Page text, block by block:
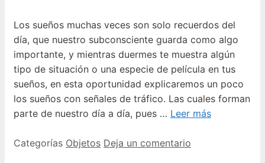
Los sueños muchas veces son solo recuerdos del
día, que nuestro subconsciente guarda como algo
importante, y mientras duermes te muestra algún
tipo de situación o una especie de película en tus
sueños, en esta oportunidad explicaremos un poco
los sueños con señales de tráfico. Las cuales forman
parte de nuestro día a día, pues … Leer más
Categorías Objetos Deja un comentario